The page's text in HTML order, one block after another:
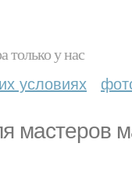
только у нас
условиях
мастеров